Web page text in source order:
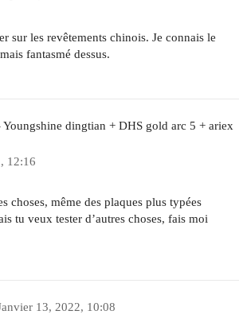
sur les revêtements chinois. Je connais le
fantasmé dessus.
dingtian + DHS gold arc 5 + ariex
12:16
choses, même des plaques plus typées
tu veux tester d’autres choses, fais moi
13, 2022, 10:08